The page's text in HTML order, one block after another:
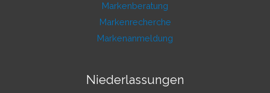
Markenberatung
Markenrecherche
Markenanmeldung
Niederlassungen